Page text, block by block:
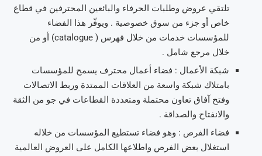
تلتقي عروض وطلبات الحرفاء والبائعين المحترفين في قطاع
خاص أو جزء من سوق خصوصية . ويوفّر هذا الفضاء
للمؤسسات خدمات من خلال فهرس ( catalogue) أو من
خلال مرجع شامل .
شبكة الأعمال : فضاء أعمال محترف يسمح للمؤسسات
بامتلاك شبكة واسعة من العلاقات الممتدة وربط الاتصالات
وفتح آفاق تعاون محتملة ومتعددة القطاعات في جو من الثقة
والانفتاح والصداقة .
فضاء الفرص : وهو فضاء تستطيع المؤسسات من خلاله
استغلال بعض الفرص واطلاعها الكامل على العروض العالمية